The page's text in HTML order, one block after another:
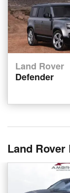
Land Rover
Defender
Land Rover